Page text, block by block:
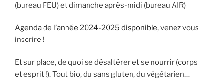
(bureau FEU) et dimanche après-midi (bureau AIR)
Agenda de l’année 2024-2025 disponible, venez vous
inscrire !
Et sur place, de quoi se désaltérer et se nourrir (corps
et esprit !). Tout bio, du sans gluten, du végétarien…